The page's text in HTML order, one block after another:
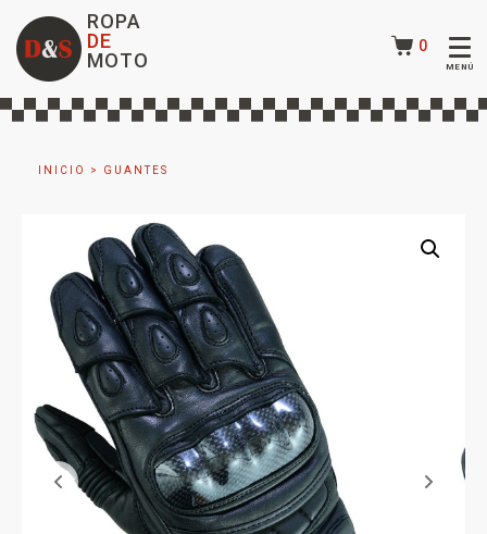
ROPA
DE
MOTO
0
INICIO > GUANTES